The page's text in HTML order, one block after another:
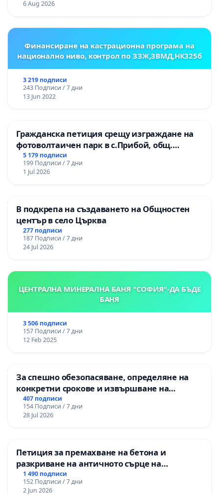
ОУ „Княз Александър I“ и Хуманитарна
6 Aug 2026
Финансиране на кастрационна програма на
национално ниво, контрол по ЗЗЖ,ЗВМД,НК325б
3 219 подписи
243 Подписи / 7 дни
13 Jun 2022
Гражданска петиция срещу изграждане на
фотоволтаичен парк в с.Прибой, общ.
Радомир
5 179 подписи
199 Подписи / 7 дни
1 Jul 2026
В подкрепа на създаването на Общностен
център в село Църква
277 подписи
187 Подписи / 7 дни
24 Jul 2026
ЦЕНТРАЛНА МИНЕРАЛНА БАНЯ "СОФИЯ"-ДА БЪДЕ
БАНЯ
3 506 подписи
157 Подписи / 7 дни
12 Feb 2025
За спешно обезопасяване, определяне на
конкретни срокове и извършване на
цялостна рехабилитация на
републиканския път между пътен възел АМ
„Тракия“ - гр. Ихтиман - с. Мирово - к.к.
407 подписи
154 Подписи / 7 дни
28 Jul 2026
Петиция за премахване на бетона и
разкриване на античното сърце на
Могиланската могила във Враца
1 490 подписи
152 Подписи / 7 дни
2 Jun 2026